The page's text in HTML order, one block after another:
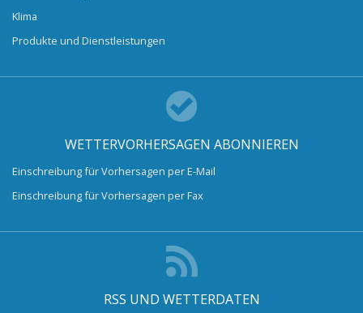
Klima
Produkte und Dienstleistungen
WETTERVORHERSAGEN ABONNIEREN
Einschreibung für Vorhersagen per E-Mail
Einschreibung für Vorhersagen per Fax
RSS UND WETTERDATEN